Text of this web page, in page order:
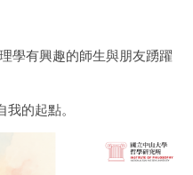
學有興趣的師生與朋友踴躍
的起點。